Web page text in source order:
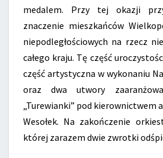
medalem. Przy tej okazji
znaczenie mieszkańców
niepodległościowych na rzecz
całego kraju. Tę część
część artystyczna w wykonaniu
oraz dwa utwory
„Turewianki” pod kierownictwem
Wesołek. Na zakończenie
której zarazem dwie zwrotki